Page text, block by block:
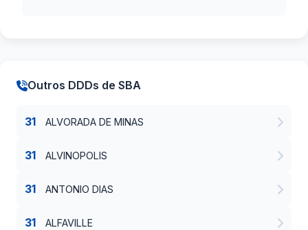
Outros DDDs de SBA
31 ALVORADA DE MINAS
31 ALVINOPOLIS
31 ANTONIO DIAS
31 ALFAVILLE